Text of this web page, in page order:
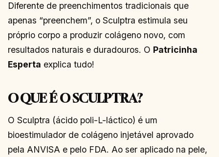
Diferente de preenchimentos tradicionais que
apenas “preenchem”, o Sculptra estimula seu
próprio corpo a produzir colágeno novo, com
resultados naturais e duradouros. O Patricinha
Esperta explica tudo!
O QUE É O SCULPTRA?
O Sculptra (ácido poli-L-láctico) é um
bioestimulador de colágeno injetável aprovado
pela ANVISA e pelo FDA. Ao ser aplicado na pele,